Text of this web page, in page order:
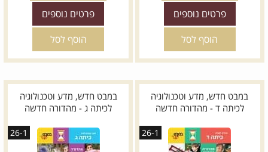
פרטים נוספים
הוסף לסל
פרטים נוספים
הוסף לסל
במבט חדש, מדע וטכנולוגיה
לכיתה ד - מהדורה חדשה
26-1
במבט חדש, מדע וטכנולוגיה
לכיתה ג - מהדורה חדשה
26-1